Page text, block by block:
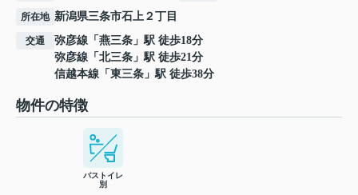
所在地 新潟県三条市石上 ２丁目
交通 弥彦線 「 燕三条 」駅 徒歩18分
弥彦線 「 北三条 」駅 徒歩21分
信越本線 「 東三条 」駅 徒歩38分
物件の特徴
バストイレ
別